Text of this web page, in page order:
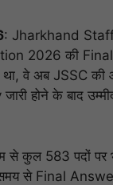
: Jharkhand
2026 की
था, वे अब JSSC
के बाद
583 पदों पर
समय से Final